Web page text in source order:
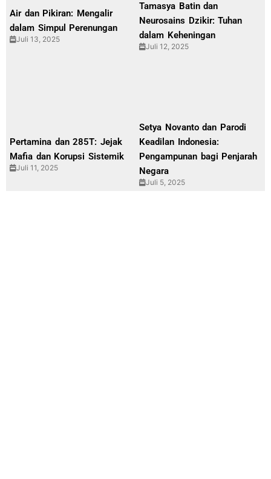
Air dan Pikiran: Mengalir
dalam Simpul Perenungan
Juli 13, 2025
Tamasya Batin dan
Neurosains Dzikir: Tuhan
dalam Keheningan
Juli 12, 2025
Pertamina dan 285T: Jejak
Mafia dan Korupsi Sistemik
Juli 11, 2025
Setya Novanto dan Parodi
Keadilan Indonesia:
Pengampunan bagi Penjarah
Negara
Juli 5, 2025